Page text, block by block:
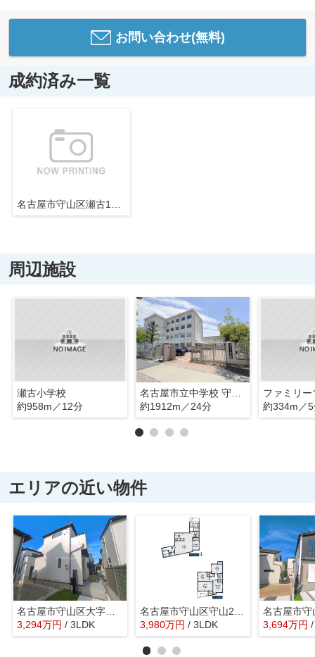
お問い合わせ(無料)
成約済み一覧
名古屋市守山区瀬古1丁目1504【仲介手数料無料】新築一戸建て
周辺施設
瀬古小学校
約958m／12分
名古屋市立中学校 守山西中学校
約1912m／24分
ファミリー
約334m／
エリアの近い物件
名古屋市守山区大字上志段味字東谷2087-14【仲介手数料無料】新築一戸建て 13号棟
3,294万円 / 3LDK
3,980万円 / 3LDK 3,694万円